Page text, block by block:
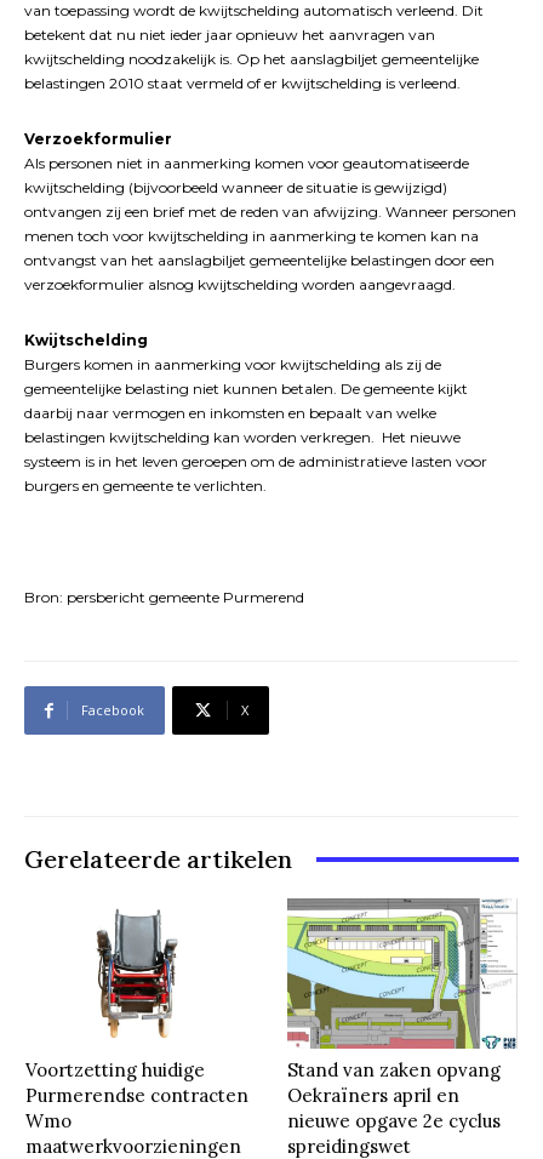
van toepassing wordt de kwijtschelding automatisch verleend. Dit
betekent dat nu niet ieder jaar opnieuw het aanvragen van
kwijtschelding noodzakelijk is. Op het aanslagbiljet gemeentelijke
belastingen 2010 staat vermeld of er kwijtschelding is verleend.
Verzoekformulier
Als personen niet in aanmerking komen voor geautomatiseerde
kwijtschelding (bijvoorbeeld wanneer de situatie is gewijzigd)
ontvangen zij een brief met de reden van afwijzing. Wanneer personen
menen toch voor kwijtschelding in aanmerking te komen kan na
ontvangst van het aanslagbiljet gemeentelijke belastingen door een
verzoekformulier alsnog kwijtschelding worden aangevraagd.
Kwijtschelding
Burgers komen in aanmerking voor kwijtschelding als zij de
gemeentelijke belasting niet kunnen betalen. De gemeente kijkt
daarbij naar vermogen en inkomsten en bepaalt van welke
belastingen kwijtschelding kan worden verkregen. Het nieuwe
systeem is in het leven geroepen om de administratieve lasten voor
burgers en gemeente te verlichten.
Bron: persbericht gemeente Purmerend
Facebook X
Gerelateerde artikelen
Voortzetting huidige
Purmerendse contracten
Wmo
maatwerkvoorzieningen
Stand van zaken opvang
Oekraïners april en
nieuwe opgave 2e cyclus
spreidingswet